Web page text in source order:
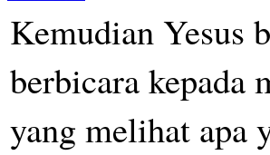
KemudianYesus
berbicarakepada
yang melihat apa